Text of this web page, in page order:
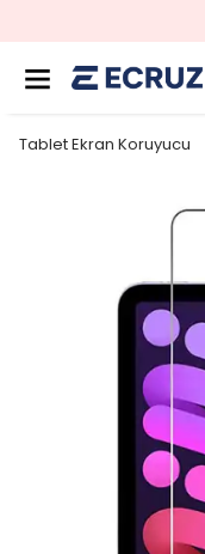
Tablet Ekran Koruyucu